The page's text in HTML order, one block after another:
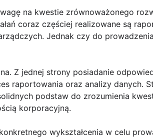
na kwestie zrównoważonego
coraz częściej realizowane są
Jednak czy do
Z jednej strony posiadanie
raportowania oraz analizy danych.
podstaw do zrozumienia
korporacyjną.
wykształcenia w celu